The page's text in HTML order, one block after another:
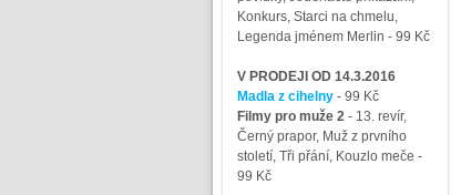
Konkurs, Starci na chmelu,
Legenda jménem Merlin - 99 Kč
V PRODEJI OD 14.3.2016
Madla z cihelny - 99 Kč
Filmy pro muže 2- 13. revír,
Černý prapor, Muž z prvního
století, Tři přání, Kouzlo meče -
99 Kč